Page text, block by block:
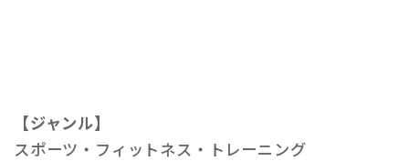
【ジャンル】
スポーツ・フィットネス・トレーニング